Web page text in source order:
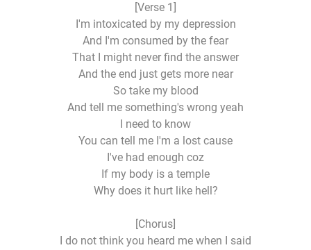
[Verse 1]
I'm intoxicated by my depression
And I'm consumed by the fear
That I might never find the answer
And the end just gets more near
So take my blood
And tell me something's wrong yeah
I need to know
You can tell me I'm a lost cause
I've had enough coz
If my body is a temple
Why does it hurt like hell?
[Chorus]
I do not think you heard me when I said